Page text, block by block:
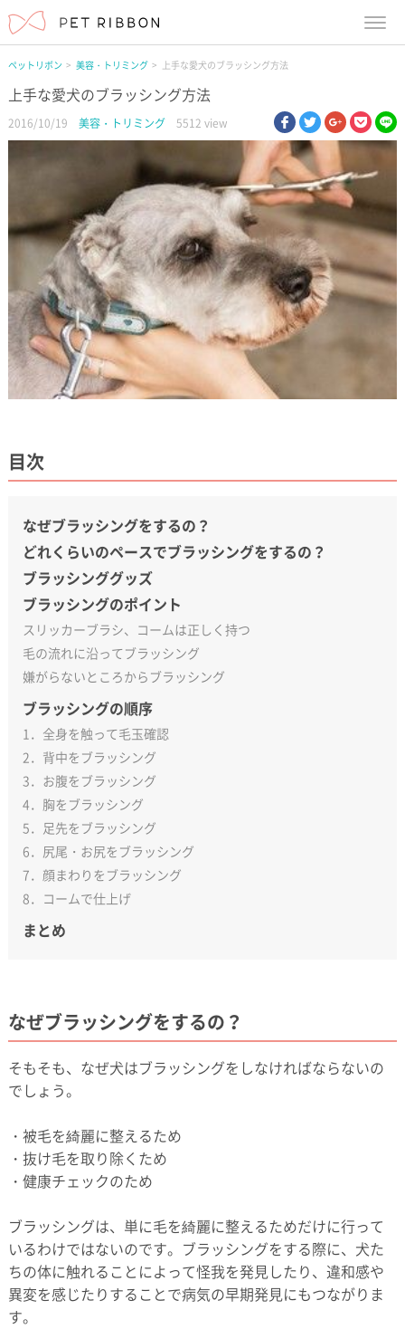
ペットリボン 美容・トリミング 上手な愛犬のブラッシング方法
上手な愛犬のブラッシング方法
2016/10/19 美容・トリミング 5512 view facebook
twittergoogle
目次
なぜブラッシングをするの？
どれくらいのペースでブラッシングをするの？
ブラッシンググッズ
ブラッシングのポイント
スリッカーブラシ、コームは正しく持つ
毛の流れに沿ってブラッシング
嫌がらないところからブラッシング
ブラッシングの順序
1．全身を触って毛玉確認
2．背中をブラッシング
3．お腹をブラッシング
4．胸をブラッシング
5．足先をブラッシング
6．尻尾・お尻をブラッシング
7．顔まわりをブラッシング
8．コームで仕上げ
まとめ
なぜブラッシングをするの？
そもそも、なぜ犬はブラッシングをしなければならないの
でしょう。
・被毛を綺麗に整えるため
・抜け毛を取り除くため
・健康チェックのため
ブラッシングは、単に毛を綺麗に整えるためだけに行って
いるわけではないのです。ブラッシングをする際に、犬た
ちの体に触れることによって怪我を発見したり、違和感や
異変を感じたりすることで病気の早期発見にもつながりま
す。